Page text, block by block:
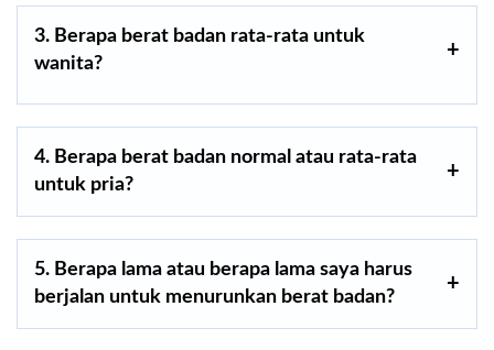
3. Berapa berat badan rata-rata untuk
wanita?
4. Berapa berat badan normal atau rata-rata
untuk pria?
5. Berapa lama atau berapa lama saya harus
berjalan untuk menurunkan berat badan?